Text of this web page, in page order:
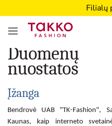
Filialų
nuostatos
Įžanga
Bendrovė UAB "TK-Fashion",
Kaunas, kaip interneto